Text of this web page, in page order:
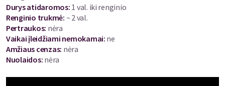
Buvusi kabareto žvaigždė, nusprendžia išnuomoti savo butą,
kuriame gyvena meilės išsiilgusi tarnaitė, sumaniusi susirasti
vyrą ir dar dvi moterys. Viena jų - pianino mokytoja, trokštanti
susirasti mokinių, ir atidaryti savo studiją, kurioje galėtų groti
niekieno netrukdoma. Kita - dailininkė pasiryžusi atrasti tobulą,
raumeningą modelį, kuris padėtų laimėti konkursą. Visos jos
Durys atidaromos: 1 val. iki renginio
Renginio trukmė: ~ 2 val.
Pertraukos: nėra
Vaikai įleidžiami nemokamai: ne
Amžiaus cenzas: nėra
Nuolaidos: nėra